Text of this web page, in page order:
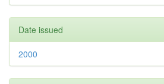
Date issued
2000